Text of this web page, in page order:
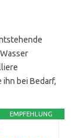
bei Bedarf,
EMPFEHLUNG